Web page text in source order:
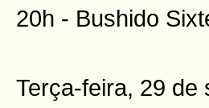
20h - Bushido
Terça-feira, 29 de